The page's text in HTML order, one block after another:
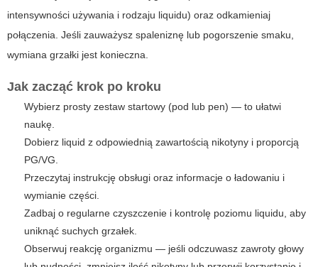
intensywności używania i rodzaju liquidu) oraz odkamieniaj
połączenia. Jeśli zauważysz spaleniznę lub pogorszenie smaku,
wymiana grzałki jest konieczna.
Jak zacząć krok po kroku
Wybierz prosty zestaw startowy (pod lub pen) — to ułatwi
naukę.
Dobierz liquid z odpowiednią zawartością nikotyny i proporcją
PG/VG.
Przeczytaj instrukcję obsługi oraz informacje o ładowaniu i
wymianie części.
Zadbaj o regularne czyszczenie i kontrolę poziomu liquidu, aby
uniknąć suchych grzałek.
Obserwuj reakcję organizmu — jeśli odczuwasz zawroty głowy